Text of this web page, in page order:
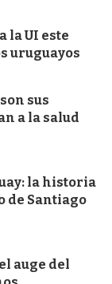
la UI este
uruguayos
sus
a la salud
la historia
de Santiago
auge del